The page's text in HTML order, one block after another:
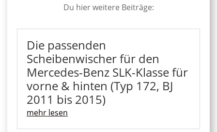
Du hier weitere Beiträge:
Die passenden
Scheibenwischer für den
Mercedes-Benz SLK-Klasse für
vorne & hinten (Typ 172, BJ
2011 bis 2015)
mehr lesen